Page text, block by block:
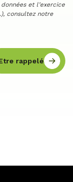
et l’exercice
consultez notre
rappelé